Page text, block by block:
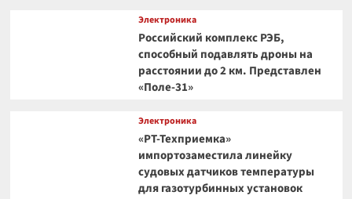
Электроника
Российский комплекс РЭБ,
способный подавлять дроны на
расстоянии до 2 км. Представлен
«Поле-31»
Электроника
«РТ-Техприемка»
импортозаместила линейку
судовых датчиков температуры
для газотурбинных установок